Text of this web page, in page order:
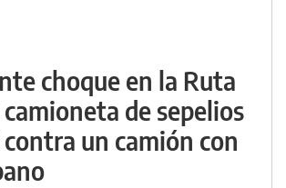
choque en la Ruta
camioneta de sepelios
un camión con